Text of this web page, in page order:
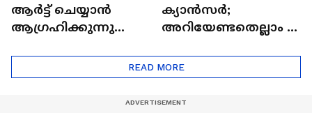
ആർട്ട് ചെയ്യാൻ
ആഗ്രഹിക്കുന്നുണ്ടോ
ട്രെൻഡിനെക്കുറിച്ച് |
Nail Art | Trends Cafe
ക്യാൻസർ;
അറിയേണ്ടതെല്ലാം |
Cancer
READ MORE